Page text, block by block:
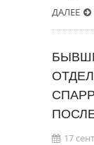
ДАЛЕЕ
17